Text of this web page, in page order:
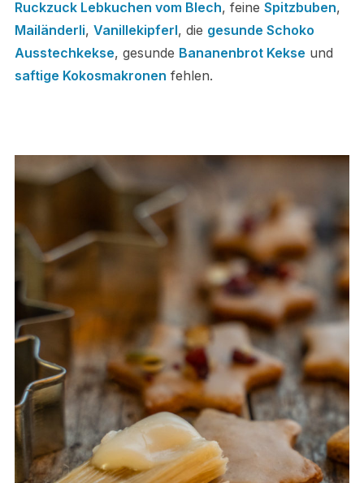
Ruckzuck Lebkuchen vom Blech, feine Spitzbuben,
Mailänderli, Vanillekipferl, die gesunde Schoko
Ausstechkekse, gesunde Bananenbrot Kekse und
saftige Kokosmakronen fehlen.